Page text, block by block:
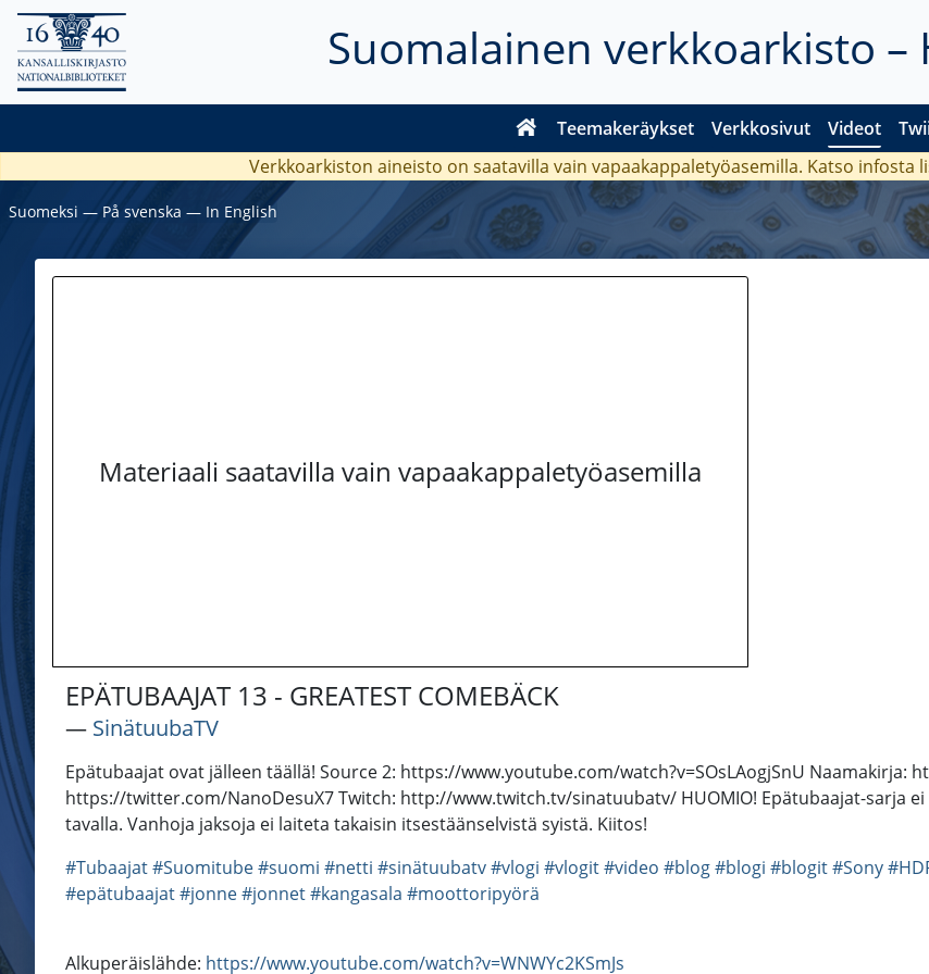
Suomalainen verkkoarkisto –
Teemakeräykset Verkkosivut Videot
Verkkoarkiston aineisto on saatavilla vain vapaakappaletyöasemilla. Katso infosta
Suomeksi ― På svenska ― In English
Materiaali saatavilla vain vapaakappaletyöasemilla
EPÄTUBAAJAT 13 - GREATEST COMEBÄCK
― SinätuubaTV
Epätubaajat ovat jälleen täällä! Source 2: https://www.youtube.com/watch?v=SOsLAogjSnU Naamakirja:
https://twitter.com/NanoDesuX7 Twitch: http://www.twitch.tv/sinatuubatv/ HUOMIO! Epätubaajat-sarja ei
tavalla. Vanhoja jaksoja ei laiteta takaisin itsestäänselvistä syistä. Kiitos!
#Tubaajat#Suomitube#suomi #netti #sinätuubatv#vlogi #vlogit#video #blog#blogi #blogit#Sony
#epätubaajat#jonne#jonnet#kangasala #moottoripyörä
Alkuperäislähde: https://www.youtube.com/watch?v=WNWYc2KSmJs